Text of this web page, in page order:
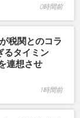
0時間前
税関とのコラ
るタイミン
連想させ
1時間前